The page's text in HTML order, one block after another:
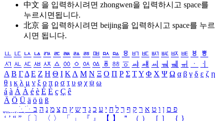
中文 을 입력하시려면 zhongwen을 입력하시고 space를
누르시면됩니다.
北京 을 입력하시려면 beijing을 입력하시고 space를 누르
시면 됩니다.
ㅥ ㅦ ㅧ ㅨ ㅩ ㅪ ㅫ ㅬ ㅭ ㅮ ㅯ ㅰ ㅱ ㅲ ㅳ ㅴ ㅵ ㅶ ㅷ ㅸ
ㅹ
ㅺ ㅻ ㅼ ㅽ ㅾ ㅿ ㆀ ㆁ ㆂ ㆃ ㆄ ㆅ ㆆ ㆇ ㆈ ㆉ ㆊ ㆋ ㆌ ㆍ
ㆎ
Α Β ΓΔ Ε Ζ Η Θ Ι ΚΛ Μ Ν Ξ Ο Π Ρ Σ ΤΥ Φ Χ Ψ Ω α β γ δ ε ζ η
θ ι κ λ μ ν ξ ο π ρ σ τ υ φ χ ψ ω
á à Á À é è É È ç Ç ê
Ä Ö Ü ä ö ü ß
ִֶֹ ֻּ ׁׂ פ ם ן ו ט א ר ק ף ך ל ח י ע כ ג ד ש ץ ת צ מ נ ה ב
‘ ’ “ ” 〔 〕 〈 〉 「 」 『 』 【 】 ＂ （ ） ［ ］ ｛ ｝